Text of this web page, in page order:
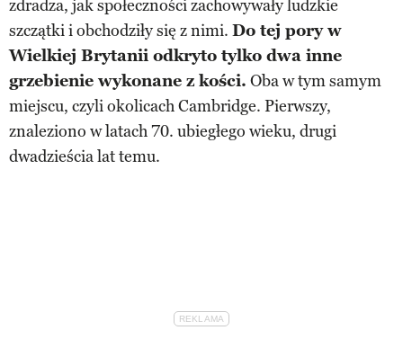
zdradza, jak społeczności zachowywały ludzkie
szczątki i obchodziły się z nimi. Do tej pory w
Wielkiej Brytanii odkryto tylko dwa inne
grzebienie wykonane z kości. Oba w tym samym
miejscu, czyli okolicach Cambridge. Pierwszy,
znaleziono w latach 70. ubiegłego wieku, drugi
dwadzieścia lat temu.